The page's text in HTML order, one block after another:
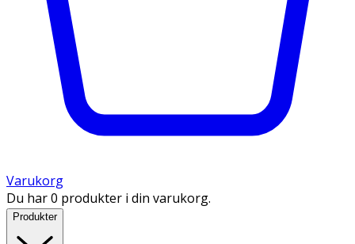
Varukorg
Du har 0 produkter i din varukorg.
Produkter